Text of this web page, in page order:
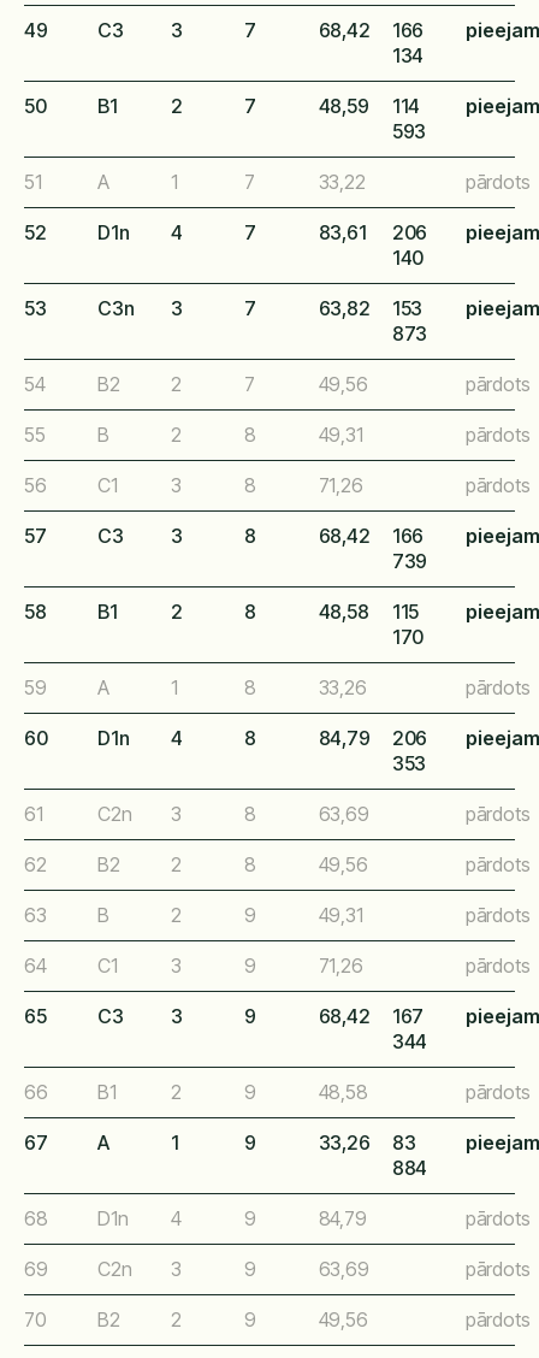
49 C3 3 7 68,42
166
134
50 B1 2 7 48,59
114
593
51 A 1 7 33,22 pārdots
52 D1n 4 7 83,61
206
140
53 C3n 3 7 63,82
153
873
54 B2 2 7 49,56 pārdots
55 B 2 8 49,31 pārdots
56 C1 3 8 71,26 pārdots
57 C3 3 8 68,42
166
739
58 B1 2 8 48,58
115
170
59 A 1 8 33,26 pārdots
60 D1n 4 8 84,79
206
353
61 C2n 3 8 63,69 pārdots
62 B2 2 8 49,56 pārdots
63 B 2 9 49,31 pārdots
64 C1 3 9 71,26 pārdots
65 C3 3 9 68,42
167
344
66 B1 2 9 48,58 pārdots
67 A 1 9 33,26
83
884
68 D1n 4 9 84,79 pārdots
69 C2n 3 9 63,69 pārdots
70 B2 2 9 49,56 pārdots